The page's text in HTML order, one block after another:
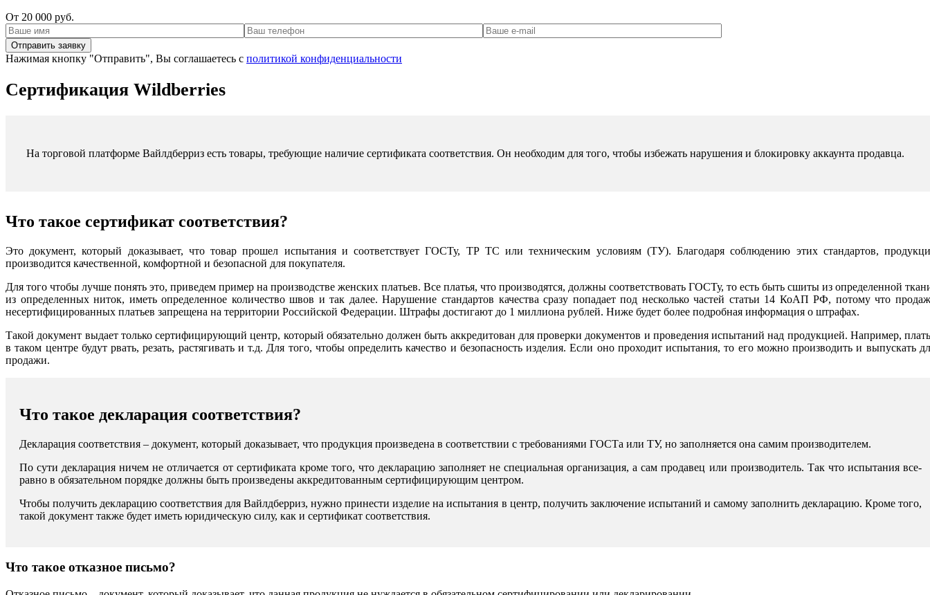
От 20 000 руб.
Нажимая кнопку "Отправить", Вы соглашаетесь с политикой конфиденциальности
Сертификация Wildberries
На торговой платформе Вайлдберриз есть товары, требующие наличие сертификата соответствия. Он необходим для того, чтобы избежать нарушения и блокировку аккаунта продавца.
Что такое сертификат соответствия?
Это документ, который доказывает, что товар прошел испытания и соответствует ГОСТу, ТР ТС или техническим условиям (ТУ). Благодаря соблюдению этих стандартов,
производится качественной, комфортной и безопасной для покупателя.
Для того чтобы лучше понять это, приведем пример на производстве женских платьев. Все платья, что производятся, должны соответствовать ГОСТу, то есть быть сшиты из определенной
из определенных ниток, иметь определенное количество швов и так далее. Нарушение стандартов качества сразу попадает под несколько частей статьи 14 КоАП РФ, потому что
несертифицированных платьев запрещена на территории Российской Федерации. Штрафы достигают до 1 миллиона рублей. Ниже будет более подробная информация о штрафах.
Такой документ выдает только сертифицирующий центр, который обязательно должен быть аккредитован для проверки документов и проведения испытаний над продукцией. Например,
в таком центре будут рвать, резать, растягивать и т.д. Для того, чтобы определить качество и безопасность изделия. Если оно проходит испытания, то его можно производить и выпускать
продажи.
Что такое декларация соответствия?
Декларация соответствия – документ, который доказывает, что продукция произведена в соответствии с требованиями ГОСТа или ТУ, но заполняется она самим производителем.
По сути декларация ничем не отличается от сертификата кроме того, что декларацию заполняет не специальная организация, а сам продавец или производитель. Так что испытания все-
равно в обязательном порядке должны быть произведены аккредитованным сертифицирующим центром.
Чтобы получить декларацию соответствия для Вайлдберриз, нужно принести изделие на испытания в центр, получить заключение испытаний и самому заполнить декларацию. Кроме того,
такой документ также будет иметь юридическую силу, как и сертификат соответствия.
Что такое отказное письмо?